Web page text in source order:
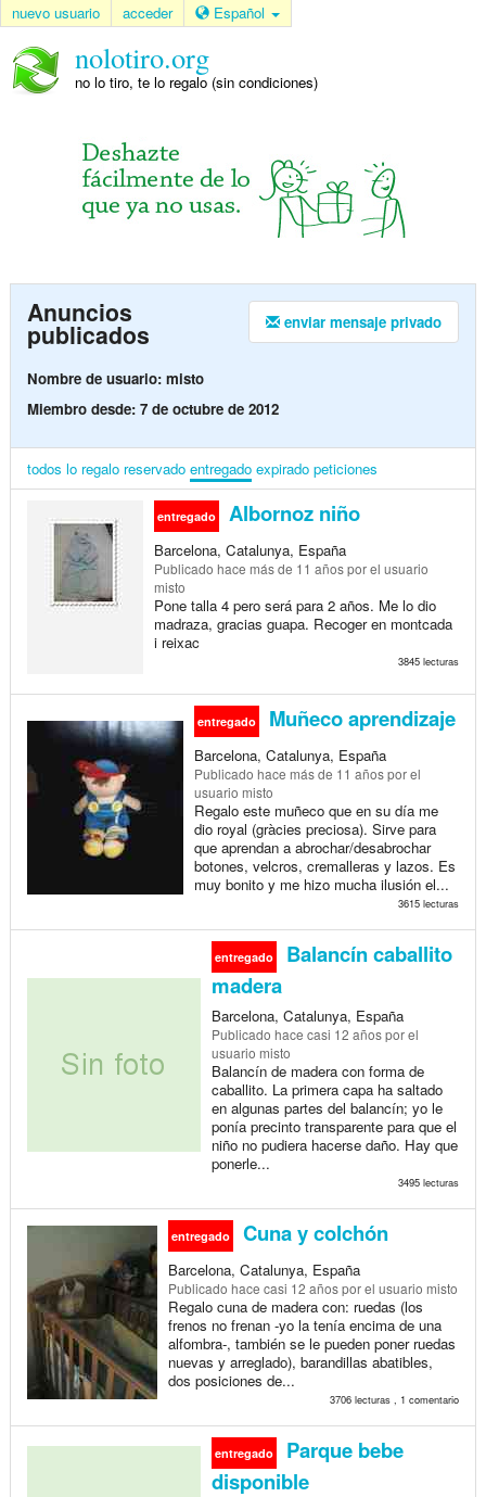
nuevo usuario acceder Español
nolotiro.org
no lo tiro, te lo regalo (sin condiciones)
enviar mensaje privado
Anuncios
publicados
Nombre de usuario: misto
Miembro desde: 7 de octubre de 2012
todos lo regalo reservado entregado expirado peticiones
entregado Albornoz niño
Barcelona, Catalunya, España
Publicado hace más de 11 añospor el usuario
misto
Pone talla 4 pero será para 2 años. Me lo dio
madraza, gracias guapa. Recoger en montcada
i reixac
3845 lecturas
entregado Muñeco aprendizaje
Barcelona, Catalunya, España
Publicado hace más de 11 añospor el
usuario misto
Regalo este muñeco que en su día me
dio royal (gràcies preciosa). Sirve para
que aprendan a abrochar/desabrochar
botones, velcros, cremalleras y lazos. Es
muy bonito y me hizo mucha ilusión el...
3615 lecturas
entregado
Balancín caballito
madera
Barcelona, Catalunya, España
Publicado hace casi 12 añospor el
usuario misto
Balancín de madera con forma de
caballito. La primera capa ha saltado
en algunas partes del balancín; yo le
ponía precinto transparente para que el
niño no pudiera hacerse daño. Hay que
ponerle...
3495 lecturas
entregado Cuna y colchón
Barcelona, Catalunya, España
Publicado hace casi 12 añospor el usuario misto
Regalo cuna de madera con: ruedas (los
frenos no frenan -yo la tenía encima de una
alfombra-, también se le pueden poner ruedas
nuevas y arreglado), barandillas abatibles,
dos posiciones de...
3706 lecturas , 1 comentario
entregado
Parque bebe
disponible